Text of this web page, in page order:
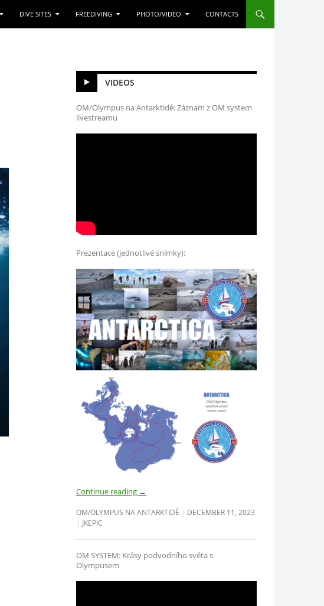
DIVE SITES FREEDIVING PHOTO/VIDEO CONTACTS
VIDEOS
OM/Olympus na Antarktidě: Záznam z OM system
livestreamu
Prezentace (jednotlivé snímky):
Continue reading →
OM/OLYMPUS NA ANTARKTIDĚ DECEMBER 11, 2023
JKEPIC
OM SYSTEM: Krásy podvodního světa s
Olympusem